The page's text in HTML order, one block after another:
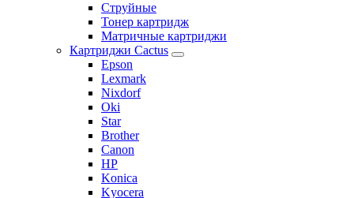
Струйные
Тонер картридж
Матричные картриджи
Картриджи Cactus
Epson
Lexmark
Nixdorf
Oki
Star
Brother
Canon
HP
Konica
Kyocera